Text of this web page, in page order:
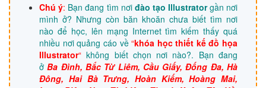
Chú ý: Bạn đang tìm nơi đào tạo Illustratorgần nơi
mình ở? Nhưng còn băn khoăn chưa biết tìm nơi
nào để học, lên mạng Internet tìm kiếm thấy quá
nhiều nơi quảng cáo về“khóa học thiết kế đồ họa
Illustrator“ không biết chọn nơi nào?. Bạn đang
ởBa Đình, Bắc Từ Liêm, Cầu Giấy, Đống Đa, Hà
Đông, Hai Bà Trưng, Hoàn Kiếm, Hoàng Mai,